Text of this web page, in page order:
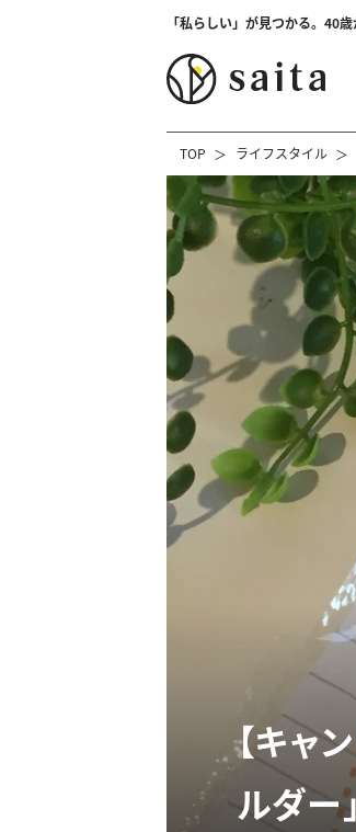
「私らしい」が見つかる。40
TOP ライフスタイル
【キャ
ルダー